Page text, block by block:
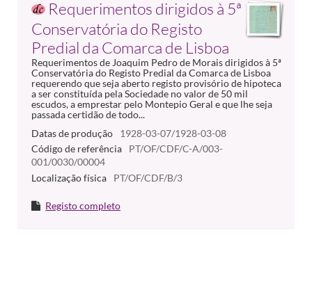
Requerimentos dirigidos à 5ª
Conservatória do Registo
Predial da Comarca de Lisboa
Requerimentos de Joaquim Pedro de Morais dirigidos à 5ª
Conservatória do Registo Predial da Comarca de Lisboa
requerendo que seja aberto registo provisório de hipoteca
a ser constituída pela Sociedade no valor de 50 mil
escudos, a emprestar pelo Montepio Geral e que lhe seja
passada certidão de todo...
Datas de produção
1928-03-07/1928-03-08
Código de referência
PT/OF/CDF/C-A/003-
001/0030/00004
Localização física
PT/OF/CDF/B/3
Registo completo